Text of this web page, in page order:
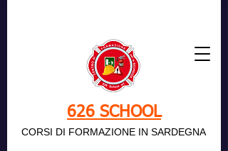
626 SCHOOL
CORSI DI FORMAZIONE IN SARDEGNA